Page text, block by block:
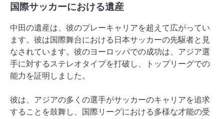
国際サッカーにおける遺産
中田の遺産は、彼のプレーキャリアを超えて広がってい
ます。彼は国際舞台における日本サッカーの先駆者と見
なされています。彼のヨーロッパでの成功は、アジア選
手に対するステレオタイプを打破し、トップリーグでの
能力を証明しました。
彼は、アジアの多くの選手がサッカーのキャリアを追求
することを鼓舞し、国際リーグにおける多様な才能の受